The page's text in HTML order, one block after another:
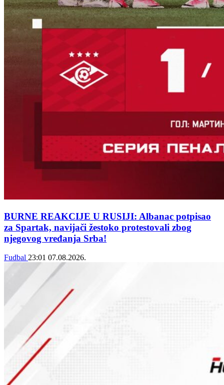
BURNE REAKCIJE U RUSIJI: Albanac potpisao
za Spartak, navijači žestoko protestovali zbog
njegovog vređanja Srba!
Fudbal 23:01 07.08.2026.